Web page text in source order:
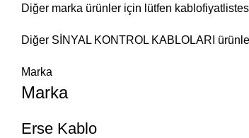
Diğer marka ürünler için lütfen
Diğer SİNYAL KONTROL KABLOLARI
Marka
Marka
Erse Kablo